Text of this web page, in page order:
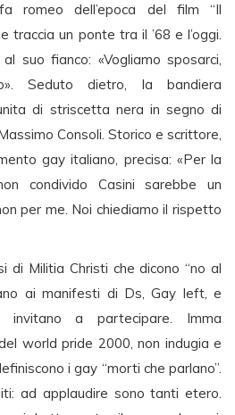
romeo dell’epoca del film “Il
traccia un ponte tra il ’68 e l’oggi.
suo fianco: «Vogliamo sposarci,
Seduto dietro, la bandiera
di striscetta nera in segno di
Consoli. Storico e scrittore,
gay italiano, precisa: «Per la
condivido Casini sarebbe un
per me. Noi chiediamo il rispetto
di Militia Christi che dicono “no al
ai manifesti di Ds, Gay left, e
invitano a partecipare. Imma
world pride 2000, non indugia e
i gay “morti che parlano”.
ad applaudire sono tanti etero.